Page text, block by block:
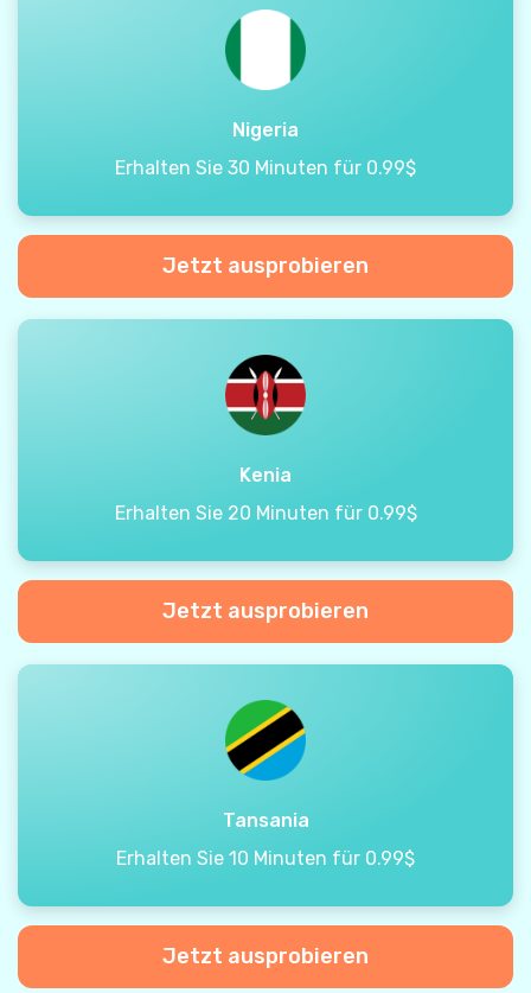
Nigeria
Erhalten Sie 30 Minuten für 0.99$
Jetzt ausprobieren
Kenia
Erhalten Sie 20 Minuten für 0.99$
Jetzt ausprobieren
Tansania
Erhalten Sie 10 Minuten für 0.99$
Jetzt ausprobieren